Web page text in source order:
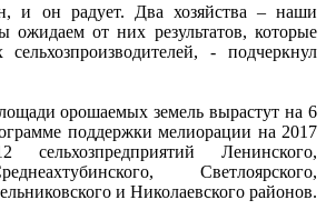
и он радует. Два хозяйства – наши
ожидаем от них результатов, которые
- подчеркнул
орошаемых земель вырастут на 6
поддержки мелиорации на 2017
Ленинского,
Светлоярского,
и Николаевского районов.